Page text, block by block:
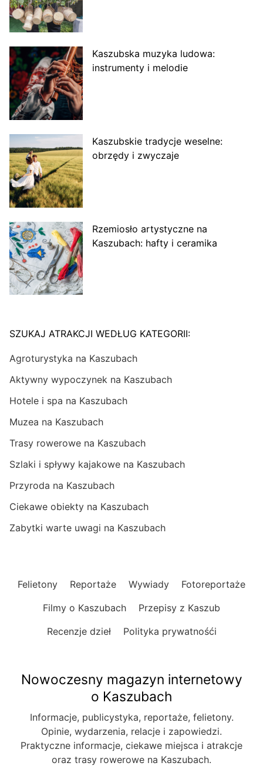
Kaszubska muzyka ludowa:
instrumenty i melodie
Kaszubskie tradycje weselne:
obrzędy i zwyczaje
Rzemiosło artystyczne na
Kaszubach: hafty i ceramika
SZUKAJ ATRAKCJI WEDŁUG KATEGORII:
Agroturystyka na Kaszubach
Aktywny wypoczynek na Kaszubach
Hotele i spa na Kaszubach
Muzea na Kaszubach
Trasy rowerowe na Kaszubach
Szlaki i spływy kajakowe na Kaszubach
Przyroda na Kaszubach
Ciekawe obiekty na Kaszubach
Zabytki warte uwagi na Kaszubach
Felietony Reportaże Wywiady
Fotoreportaże
Filmy o Kaszubach
Przepisy z Kaszub
Recenzje dzieł
Polityka prywatnośći
Nowoczesny magazyn internetowy
o Kaszubach
Informacje, publicystyka, reportaże, felietony.
Opinie, wydarzenia, relacje i zapowiedzi.
Praktyczne informacje, ciekawe miejsca i atrakcje
oraz trasy rowerowe na Kaszubach.